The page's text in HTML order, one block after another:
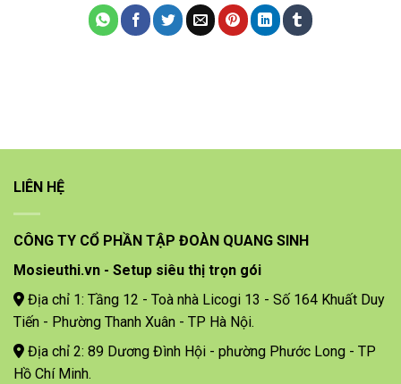
LIÊN HỆ
CÔNG TY CỔ PHẦN TẬP ĐOÀN QUANG SINH
Mosieuthi.vn - Setup siêu thị trọn gói
Địa chỉ 1: Tầng 12 - Toà nhà Licogi 13 - Số 164 Khuất Duy
Tiến - Phường Thanh Xuân - TP Hà Nội.
Địa chỉ 2: 89 Dương Đình Hội - phường Phước Long - TP
Hồ Chí Minh.